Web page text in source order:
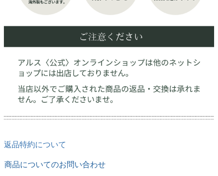
返品特約について
商品についてのお問い合わせ